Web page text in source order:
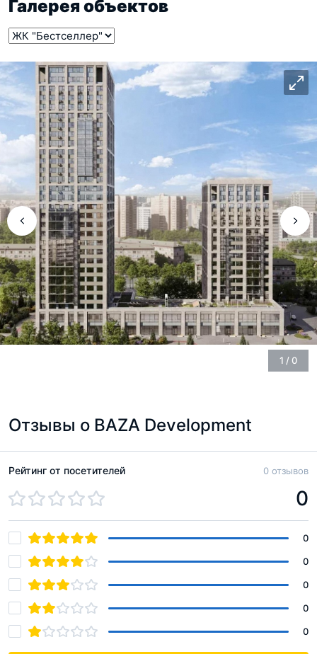
Галерея объектов
1 / 0
Отзывы о BAZA Development
Рейтинг от посетителей 0 отзывов
0
0
0
0
0
0